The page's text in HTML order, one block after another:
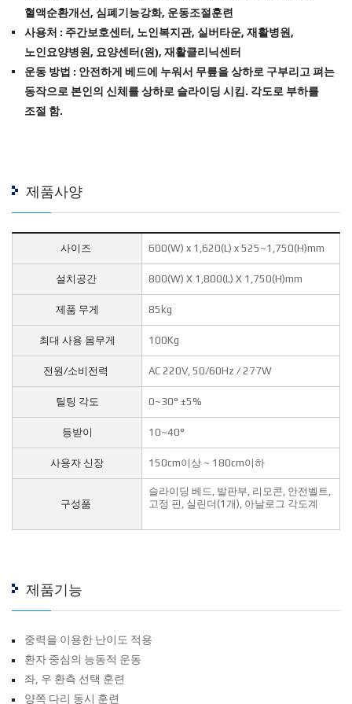
혈액순환개선, 심폐기능강화, 운동조절훈련
사용처 : 주간보호센터, 노인복지관, 실버타운, 재활병원,
노인요양병원, 요양센터(원), 재활클리닉센터
운동 방법 : 안전하게 베드에 누워서 무릎을 상하로 구부리고 펴는
동작으로 본인의 신체를 상하로 슬라이딩 시킴. 각도로 부하를
조절 함.
제품사양
사이즈 600(W) x 1,620(L) x 525~1,750(H)mm
설치공간 800(W) X 1,800(L) X 1,750(H)mm
제품 무게 85kg
최대 사용 몸무게 100Kg
전원/소비전력 AC 220V, 50/60Hz / 277W
틸팅 각도 0~30° ±5%
등받이 10~40°
사용자 신장 150cm이상 ~ 180cm이하
구성품
슬라이딩 베드, 발판부, 리모콘, 안전벨트,
고정 핀, 실린더(1개), 아날로그 각도계
제품기능
중력을 이용한 난이도 적용
환자 중심의 능동적 운동
좌, 우 환측 선택 훈련
양쪽 다리 동시 훈련